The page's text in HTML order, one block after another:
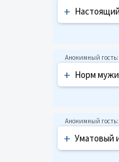
+
+ Норм
+ Уматовый